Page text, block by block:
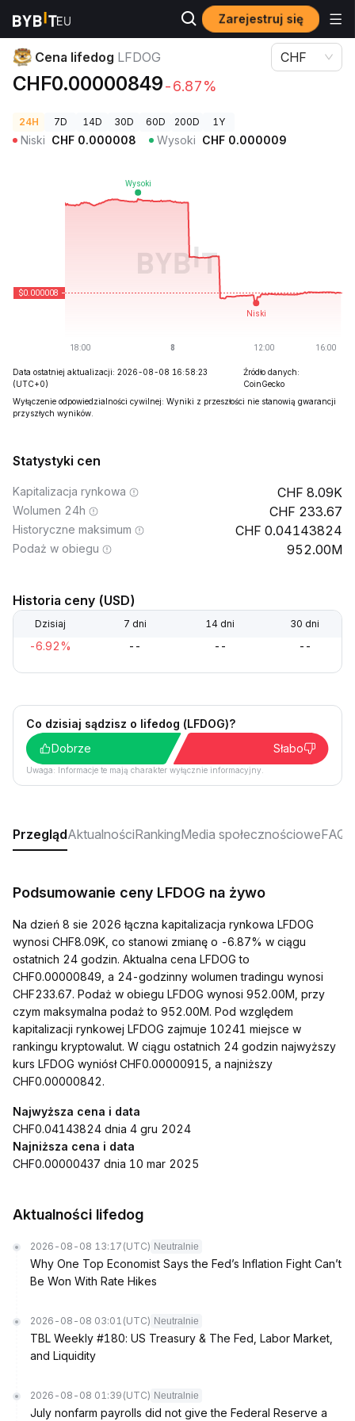
Zarejestruj się
Ceny kryptowalut Cena lifedog LFDOG
Cena lifedog LFDOG
CHF0.00000849-6.87%
CHF
24H 7D 14D 30D 60D 200D 1Y
Niski CHF 0.000008 Wysoki CHF 0.000009
Data ostatniej aktualizacji: 2026-08-08 16:58:23
(UTC+0)
Źródło danych:
CoinGecko
Wyłączenie odpowiedzialności cywilnej: Wyniki z przeszłości nie stanowią gwarancji
przyszłych wyników.
Statystyki cen
Kapitalizacja rynkowa 8.09K
Wolumen 24h 233.67
Historyczne maksimum 0.04143824
Podaż w obiegu 952.00M
Historia ceny (USD)
Dzisiaj 7 dni 14 dni 30 dni
-6.92% -- -- --
Co dzisiaj sądzisz o lifedog (LFDOG)?
Dobrze
Słabo
Uwaga: Informacje te mają charakter wyłącznie informacyjny.
PrzeglądAktualnościRankingMedia społecznościoweFAQ
Podsumowanie ceny LFDOG na żywo
Na dzień 8 sie 2026 łączna kapitalizacja rynkowa LFDOG
wynosi CHF8.09K, co stanowi zmianę o -6.87% w ciągu
ostatnich 24 godzin. Aktualna cena LFDOG to
CHF0.00000849, a 24-godzinny wolumen tradingu wynosi
CHF233.67. Podaż w obiegu LFDOG wynosi 952.00M, przy
czym maksymalna podaż to 952.00M. Pod względem
kapitalizacji rynkowej LFDOG zajmuje 10241 miejsce w
rankingu kryptowalut. W ciągu ostatnich 24 godzin najwyższy
kurs LFDOG wyniósł CHF0.00000915, a najniższy
CHF0.00000842.
Najwyższa cena i data
CHF0.04143824 dnia 4 gru 2024
Najniższa cena i data
CHF0.00000437 dnia 10 mar 2025
Aktualności lifedog
2026-08-08 13:17 (UTC) Neutralnie
Why One Top Economist Says the Fed’s Inflation Fight Can’t
Be Won With Rate Hikes
2026-08-08 03:01 (UTC) Neutralnie
TBL Weekly #180: US Treasury & The Fed, Labor Market,
and Liquidity
2026-08-08 01:39 (UTC) Neutralnie
July nonfarm payrolls did not give the Federal Reserve a